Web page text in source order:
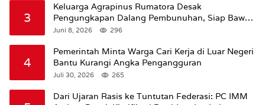
3
Keluarga Agrapinus Rumatora Desak
Pengungkapan Dalang Pembunuhan, Siap Bawa
Kasus ke Komisi III DPR RI
Juni 8, 2026 296
4
Pemerintah Minta Warga Cari Kerja di Luar Negeri
Bantu Kurangi Angka Pengangguran
Juli 30, 2026 265
Dari Ujaran Rasis ke Tuntutan Federasi: PC IMM